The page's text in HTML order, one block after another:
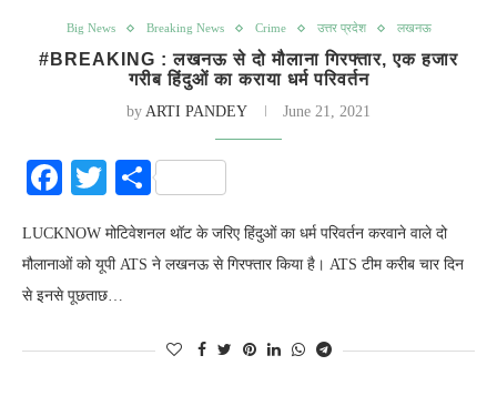
Big News Breaking News Crime उत्तर प्रदेश लखनऊ
#BREAKING : लखनऊ से दो मौलाना गिरफ्तार, एक हजार
गरीब हिंदुओं का कराया धर्म परिवर्तन
by ARTI PANDEY June 21, 2021
Facebook
Twitter
Share
LUCKNOW मोटिवेशनल थॉट के जरिए हिंदुओं का धर्म परिवर्तन करवाने वाले दो
मौलानाओं को यूपी ATS ने लखनऊ से गिरफ्तार किया है। ATS टीम करीब चार दिन
से इनसे पूछताछ…